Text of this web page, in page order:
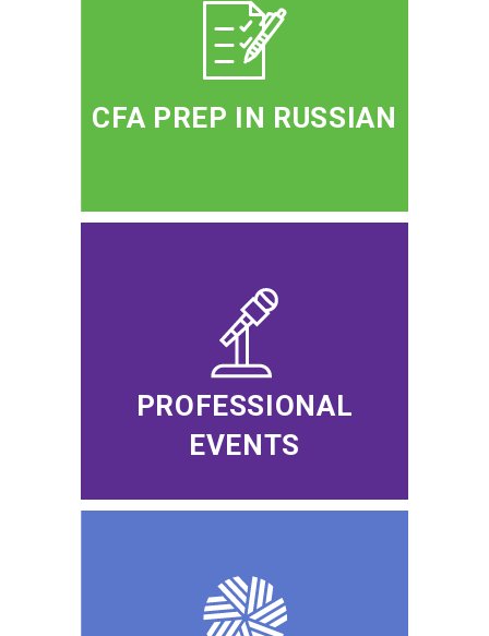
CFA PREP IN RUSSIAN
PROFESSIONAL
EVENTS